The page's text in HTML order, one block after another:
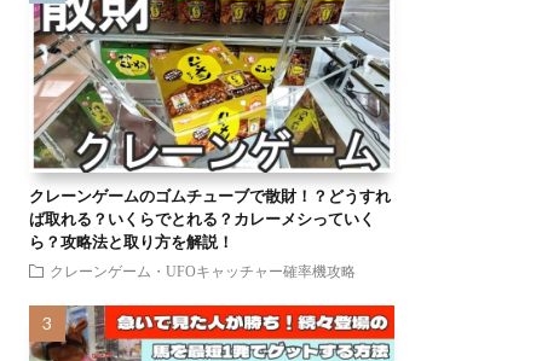
クレーンゲームのゴムチューブで散財！？どうすれ
ば取れる？いくらでとれる？カレーメシっていく
ら？攻略法と取り方を解説！
クレーンゲーム・UFOキャッチャー確率機攻略